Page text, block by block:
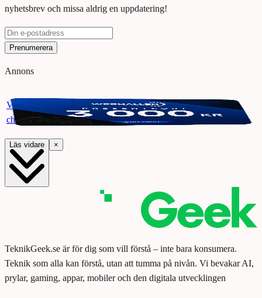
nyhetsbrev och missa aldrig en uppdatering!
Prenumerera
Annons
Vinn ett presentkort på Webhallen. Delta i vår giveaway för
chansen att vinna 3000 kr.
Läs vidare ×
TeknikGeek.se är för dig som vill förstå – inte bara konsumera.
Teknik som alla kan förstå, utan att tumma på nivån. Vi bevakar AI,
prylar, gaming, appar, mobiler och den digitala utvecklingen